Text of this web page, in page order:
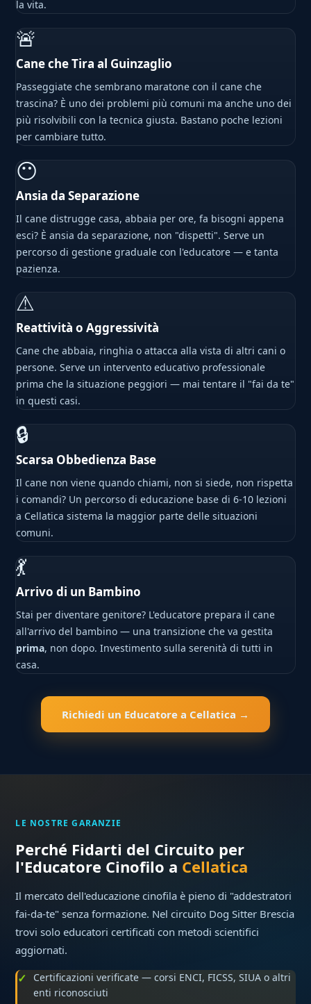
la vita.
🚨
Cane che Tira al Guinzaglio
Passeggiate che sembrano maratone con il cane che
trascina? È uno dei problemi più comuni ma anche uno dei
più risolvibili con la tecnica giusta. Bastano poche lezioni
per cambiare tutto.
😶
Ansia da Separazione
Il cane distrugge casa, abbaia per ore, fa bisogni appena
esci? È ansia da separazione, non "dispetti". Serve un
percorso di gestione graduale con l'educatore — e tanta
pazienza.
⚠
Reattività o Aggressività
Cane che abbaia, ringhia o attacca alla vista di altri cani o
persone. Serve un intervento educativo professionale
prima che la situazione peggiori — mai tentare il "fai da te"
in questi casi.
🔒
Scarsa Obbedienza Base
Il cane non viene quando chiami, non si siede, non rispetta
i comandi? Un percorso di educazione base di 6-10 lezioni
a Cellatica sistema la maggior parte delle situazioni
comuni.
💃
Arrivo di un Bambino
Stai per diventare genitore? L'educatore prepara il cane
all'arrivo del bambino — una transizione che va gestita
prima, non dopo. Investimento sulla serenità di tutti in
casa.
Richiedi un Educatore a Cellatica →
LE NOSTRE GARANZIE
Perché Fidarti del Circuito per
l'Educatore Cinofilo a Cellatica
Il mercato dell'educazione cinofila è pieno di "addestratori
fai-da-te" senza formazione. Nel circuito Dog Sitter Brescia
trovi solo educatori certificati con metodi scientifici
aggiornati.
Certificazioni verificate — corsi ENCI, FICSS, SIUA o altri
enti riconosciuti